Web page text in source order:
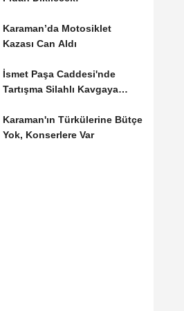
Karaman’da Motosiklet
Kazası Can Aldı
İsmet Paşa Caddesi'nde
Tartışma Silahlı Kavgaya
Karaman'ın Türkülerine Bütçe
Yok, Konserlere Var